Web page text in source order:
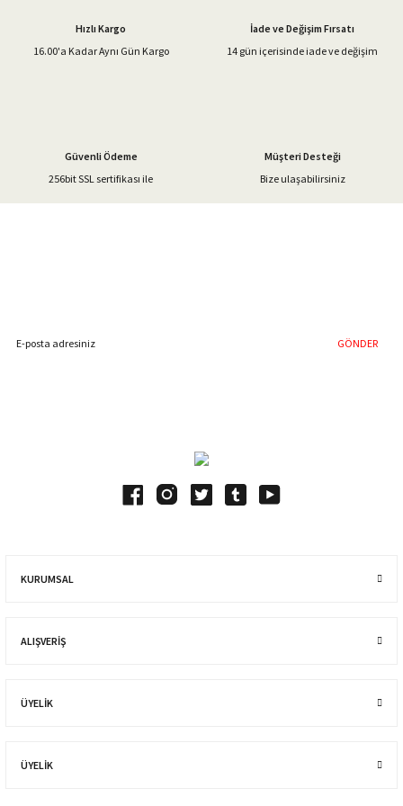
Ürün bilgilerinde hatalar bulunuyor.
Gönder
Hızlı Kargo
16.00'a Kadar Aynı Gün Kargo
İade ve Değişim Fırsatı
14 gün içerisinde iade ve değişim
Güvenli Ödeme
256bit SSL sertifikası ile
Müşteri Desteği
Bize ulaşabilirsiniz
GÖNDER
KURUMSAL
ALIŞVERIŞ
ÜYELİK
ÜYELİK